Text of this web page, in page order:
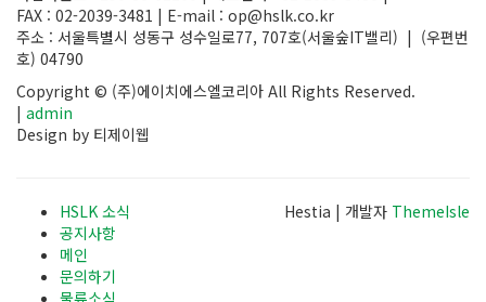
FAX : 02-2039-3481 | E-mail : op@hslk.co.kr
주소 : 서울특별시 성동구 성수일로77, 707호(서울숲IT밸리) | (우편번
호) 04790
Copyright © (주)에이치에스엘코리아 All Rights Reserved.
| admin
Design by 티제이웹
HSLK 소식
공지사항
메인
문의하기
Hestia | 개발자 ThemeIsle